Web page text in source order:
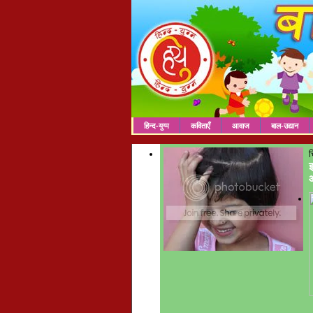
हिन्द-युग्म कविताएँ आवाज बाल-उद्यान